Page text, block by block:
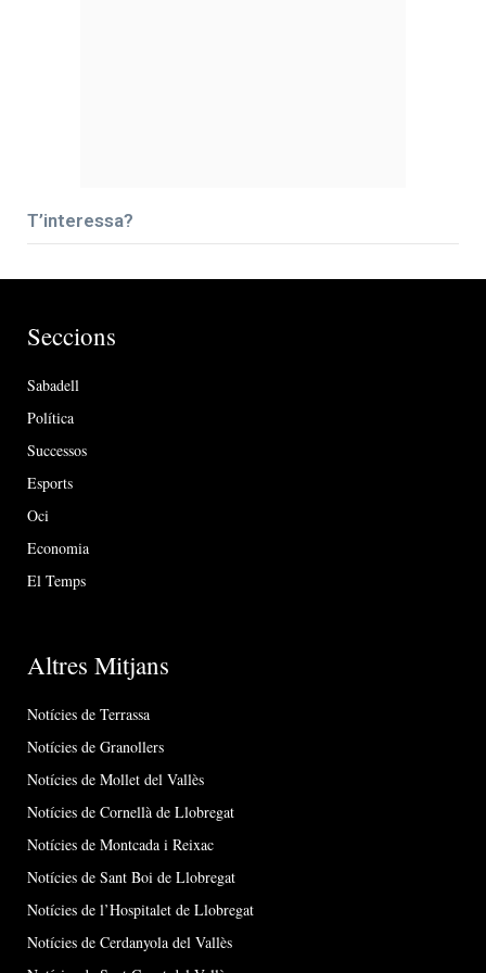
T’interessa?
Seccions
Sabadell
Política
Successos
Esports
Oci
Economia
El Temps
Altres Mitjans
Notícies de Terrassa
Notícies de Granollers
Notícies de Mollet del Vallès
Notícies de Cornellà de Llobregat
Notícies de Montcada i Reixac
Notícies de Sant Boi de Llobregat
Notícies de l’Hospitalet de Llobregat
Notícies de Cerdanyola del Vallès